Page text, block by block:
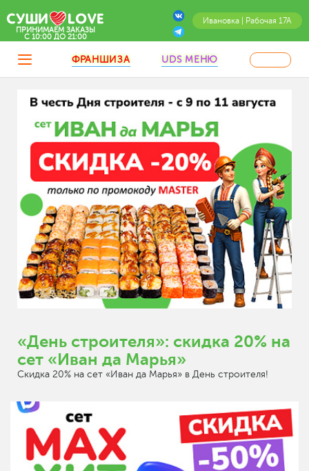
Ивановка | Рабочая 17А
ПРИНИМАЕМ ЗАКАЗЫ
C 10:00 ДО 21:00
ФРАНШИЗА UDS МЕНЮ
«День строителя»: скидка 20% на
сет «Иван да Марья»
Скидка 20% на сет «Иван да Марья» в День строителя!